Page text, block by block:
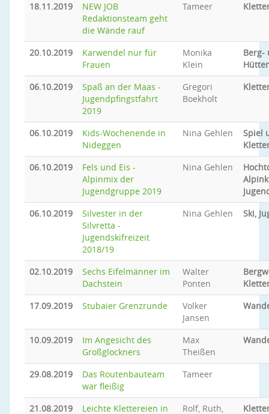
18.11.2019
NEW JOB
Redaktionsteam geht
die Wände rauf
Tameer
20.10.2019
Karwendel nur für
Frauen
Monika
Klein
Berg-
06.10.2019
Spaß an der Maas -
Jugendpfingstfahrt
2019
Gregori
Boekholt
06.10.2019
Kids-Wochenende in
Nideggen
Nina Gehlen
Spiel
06.10.2019
Fels und Eis -
Alpinmix der
Jugendgruppe 2019
Nina Gehlen
06.10.2019
Silvester in der
Silvretta -
Jugendskifreizeit
2018/19
Nina Gehlen Ski,
02.10.2019
Sechs Eifelmänner im
Dachstein
Walter
Ponten
17.09.2019
Stubaier Grenzrunde
Volker
Jansen
10.09.2019
Im Angesicht des
Großglockners
Max
Theißen
29.08.2019
Das Routenbauteam
war fleißig
Tameer
21.08.2019
Leichte Klettereien in
Rolf, Ruth,